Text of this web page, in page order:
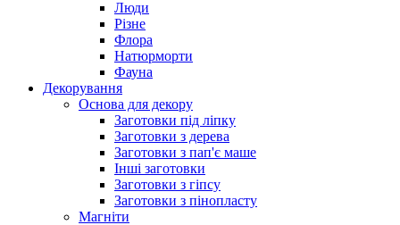
Люди
Різне
Флора
Натюрморти
Фауна
Декорування
Основа для декору
Заготовки під ліпку
Заготовки з дерева
Заготовки з пап'є маше
Інші заготовки
Заготовки з гіпсу
Заготовки з пінопласту
Магніти